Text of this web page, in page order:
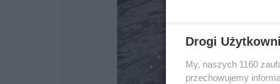
Drogi
My, naszych 1160
przechowujemy